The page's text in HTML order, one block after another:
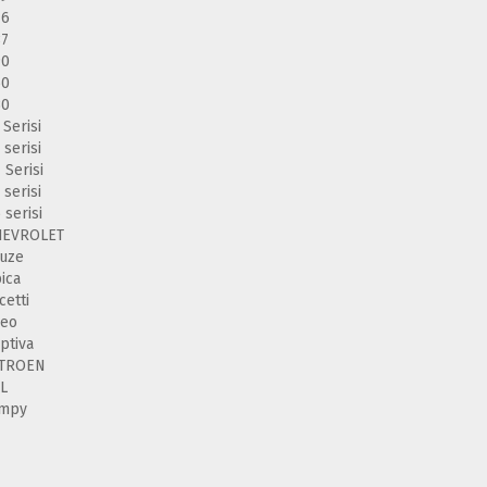
Serisi
serisi
Serisi
serisi
serisi